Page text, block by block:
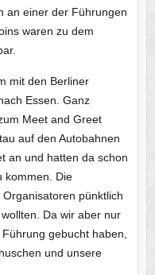
an einer der Führungen
waren zu dem
mit den Berliner
Essen. Ganz
Meet and Greet
auf den Autobahnen
an und hatten da schon
kommen. Die
pünktlich
Da wir aber nur
gebucht haben,
und unsere